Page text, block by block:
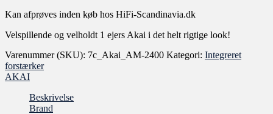
Kan afprøves inden køb hos HiFi-Scandinavia.dk
Velspillende og velholdt 1 ejers Akai i det helt rigtige look!
Varenummer (SKU): 7c_Akai_AM-2400 Kategori: Integreret
forstærker
AKAI
Beskrivelse
Brand